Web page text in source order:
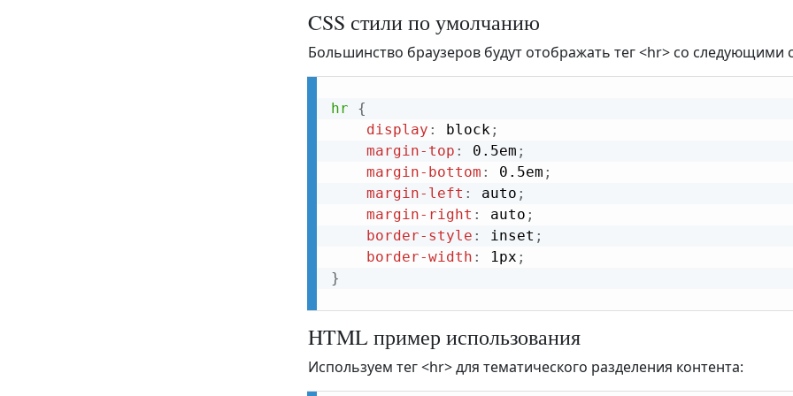
CSS стили по умолчанию
Большинство браузеров будут отображать тег <hr> со следующими
hr
{
display : block;
margin-top : 0.5em ;
margin-bottom : 0.5em ;
margin-left : auto ;
margin-right : auto ;
border-style : inset ;
border-width : 1px ;
}
HTML пример использования
Используем тег <hr> для тематического разделения контента: